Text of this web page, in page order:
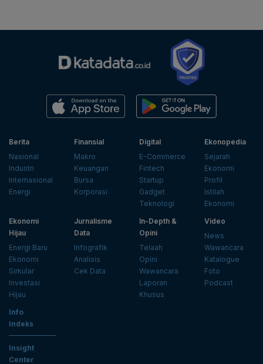
Berita
Nasional
Industri
Internasional
Energi
Finansial
Makro
Keuangan
Bursa
Korporasi
Digital
E-Commerce
Fintech
Startup
Gadget
Teknologi
Ekonopedia
Sejarah
Ekonomi
Profil
Istilah
Ekonomi
Ekonomi
Hijau
Energi Baru
Ekonomi
Sirkular
Investasi
Hijau
Jurnalisme
Data
Infografik
Analisis
Cek Data
In-Depth &
Opini
Telaah
Opini
Wawancara
Laporan
Khusus
Video
News
Wawancara
Katalogue
Foto
Podcast
Info
Indeks
Insight
Center